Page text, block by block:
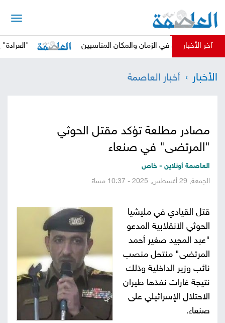
الرئيسية
فيديوهات
من
نحن
آخر الأخبار
في الزمان والمكان المناسبين "العرادة" يدعو
الأخبار أخبار العاصمة
مصادر مطلعة تؤكد مقتل الحوثي
"المرتضى" في صنعاء
العاصمة أونلاين - خاص
الجمعة, 29 أغسطس, 2025 - 10:37 مساءً
قتل القيادي في مليشيا
الحوثي الانقلابية المدعو
"عبد المجيد صغير أحمد
المرتضى" منتحل منصب
نائب وزير الداخلية وذلك
نتيجة غارات نفذها طيران
الاحتلال الإسرائيلي على
صنعاء.